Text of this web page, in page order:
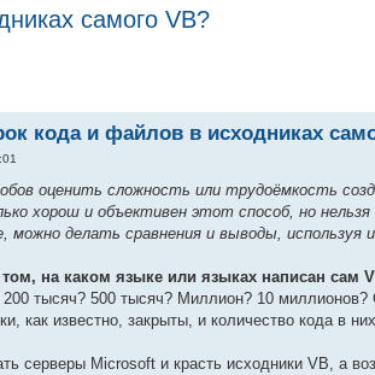
самого VB?
кода и файлов в исходниках
оценить сложность или трудоёмкость
хорош и объективен этот способ, но
можно делать сравнения и выводы,
на каком языке или языках написан сам
тысяч? 500 тысяч? Миллион? 10 миллионов?
как известно, закрыты, и количество кода в
серверы Microsoft и красть исходники VB, а